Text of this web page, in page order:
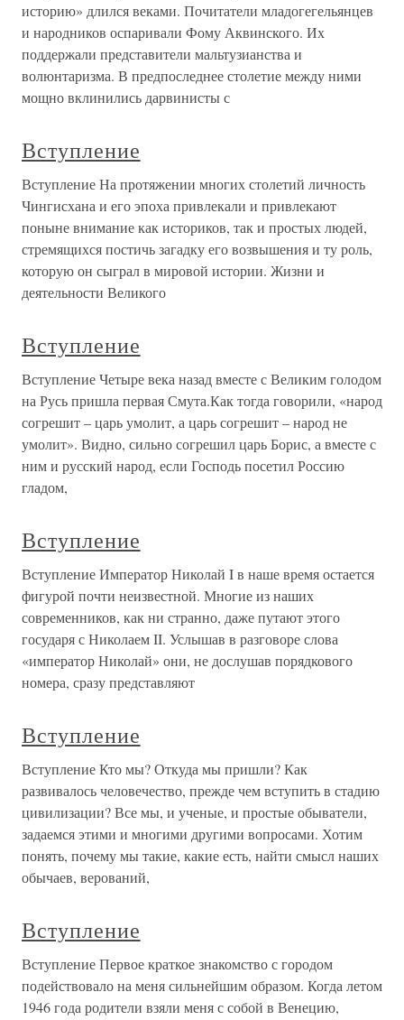
историю» длился веками. Почитатели младогегельянцев
и народников оспаривали Фому Аквинского. Их
поддержали представители мальтузианства и
волюнтаризма. В предпоследнее столетие между ними
мощно вклинились дарвинисты с
Вступление
Вступление На протяжении многих столетий личность
Чингисхана и его эпоха привлекали и привлекают
поныне внимание как историков, так и простых людей,
стремящихся постичь загадку его возвышения и ту роль,
которую он сыграл в мировой истории. Жизни и
деятельности Великого
Вступление
Вступление Четыре века назад вместе с Великим голодом
на Русь пришла первая Смута.Как тогда говорили, «народ
согрешит – царь умолит, а царь согрешит – народ не
умолит». Видно, сильно согрешил царь Борис, а вместе с
ним и русский народ, если Господь посетил Россию
гладом,
Вступление
Вступление Император Николай I в наше время остается
фигурой почти неизвестной. Многие из наших
современников, как ни странно, даже путают этого
государя с Николаем II. Услышав в разговоре слова
«император Николай» они, не дослушав порядкового
номера, сразу представляют
Вступление
Вступление Кто мы? Откуда мы пришли? Как
развивалось человечество, прежде чем вступить в стадию
цивилизации? Все мы, и ученые, и простые обыватели,
задаемся этими и многими другими вопросами. Хотим
понять, почему мы такие, какие есть, найти смысл наших
обычаев, верований,
Вступление
Вступление Первое краткое знакомство с городом
подействовало на меня сильнейшим образом. Когда летом
1946 года родители взяли меня с собой в Венецию,